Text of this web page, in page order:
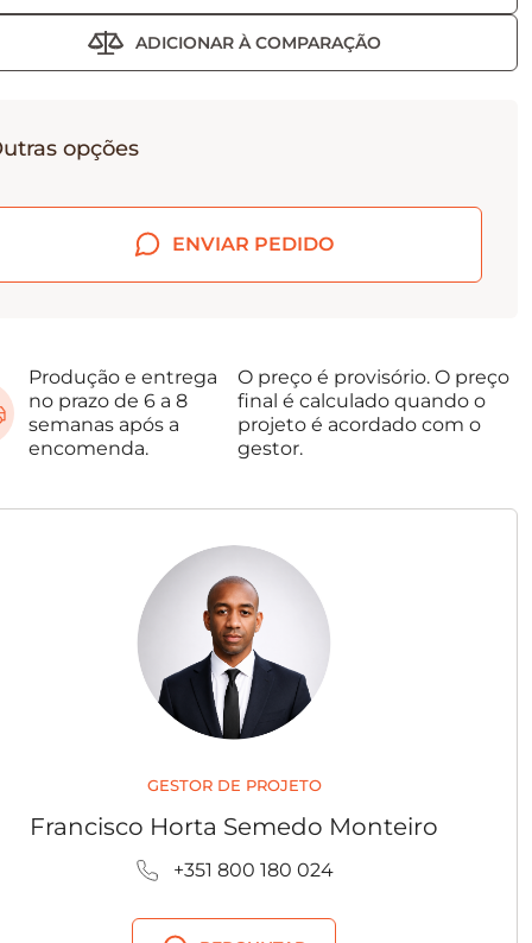
ADICIONAR À COMPARAÇÃO
opções
ENVIAR PEDIDO
Produção e entrega
no prazo de 6 a 8
semanas após a
encomenda.
O preço é provisório. O preço
final é calculado quando o
projeto é acordado com o
gestor.
GESTOR DE PROJETO
Francisco Horta Semedo Monteiro
+351 800 180 024